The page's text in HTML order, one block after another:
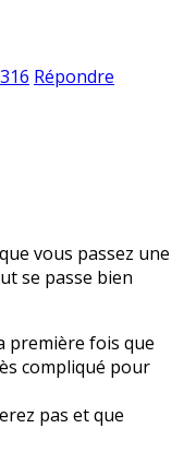
Répondre
vous passez une
se passe bien
première fois que
compliqué pour
pas et que